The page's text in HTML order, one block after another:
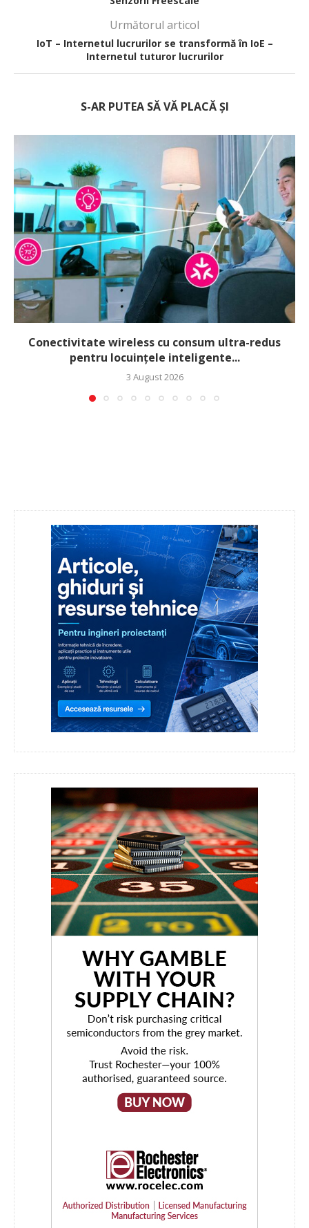
Următorul articol
IoT – Internetul lucrurilor se transformă în IoE –
Internetul tuturor lucrurilor
S-AR PUTEA SĂ VĂ PLACĂ ȘI
Conectivitate wireless cu consum ultra-redus
pentru locuințele inteligente...
3 August 2026